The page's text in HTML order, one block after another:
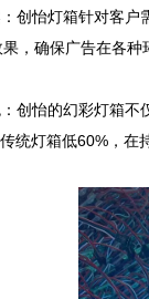
创怡灯箱针对客户
，确保广告在各种
创怡的幻彩灯箱
统灯箱低60%，在